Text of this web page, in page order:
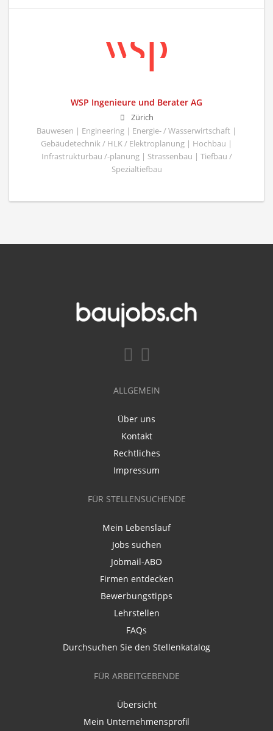
WSP Ingenieure und Berater AG
Zürich
Bauwesen | Engineering | Energie- / Wasserwirtschaft |
Gebäudetechnik / HLK / Elektroplanung | Hochbau |
Infrastrukturbau /-planung | Strassenbau | Tiefbau /
Spezialtiefbau
ALLGEMEIN
Über uns
Kontakt
Rechtliches
Impressum
FÜR STELLENSUCHENDE
Mein Lebenslauf
Jobs suchen
Jobmail-ABO
Firmen entdecken
Bewerbungstipps
Lehrstellen
FAQs
Durchsuchen Sie den Stellenkatalog
FÜR ARBEITGEBENDE
Übersicht
Mein Unternehmensprofil